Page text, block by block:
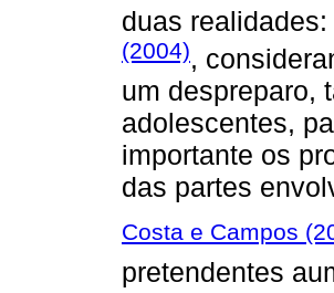
duas
(2004),
um despreparo,
adolescentes,
importante os
das partes
Costa e Campos
pretendentes